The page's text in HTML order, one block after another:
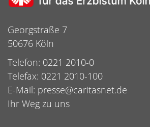
Georgstraße 7
50676 Köln
Telefon: 0221 2010-0
Telefax: 0221 2010-100
E-Mail: presse@caritasnet.de
Ihr Weg zu uns